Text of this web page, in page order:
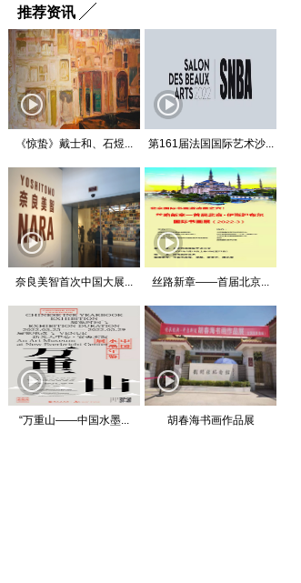
推荐资讯
《惊蛰》戴士和、石煜... 第161届法国国际艺术沙...
奈良美智首次中国大展... 丝路新章——首届北京...
“万重山——中国水墨... 胡春海书画作品展